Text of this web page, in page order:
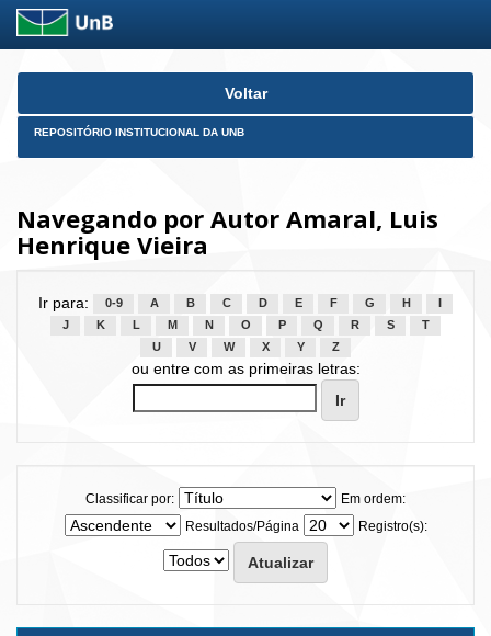
Skip
Voltar
REPOSITÓRIO INSTITUCIONAL DA UNB
Navegando por Autor Amaral, Luis
Henrique Vieira
Ir para: 0-9 A B C D E F G H
J
K L M N O P Q R S
T
U
V W X Y Z
ou entre com as primeiras letras:
Classificar por:
Em ordem:
Resultados/Página
Registro(s):